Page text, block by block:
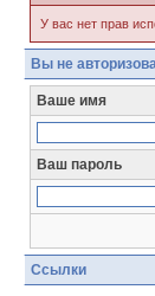
У вас нет прав
Вы не
Ваше имя
Ваш пароль
Ссылки